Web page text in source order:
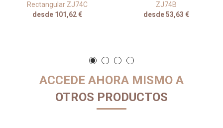
Rectangular ZJ74C
desde 101,62 €
ZJ74B
desde 53,63 €
ACCEDE AHORA MISMO A
OTROS PRODUCTOS